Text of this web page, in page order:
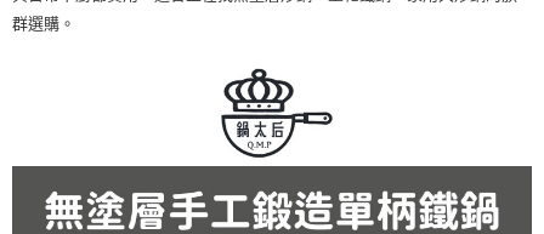
群選購。